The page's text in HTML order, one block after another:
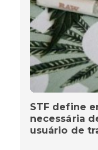
STF define
necessária
usuário de